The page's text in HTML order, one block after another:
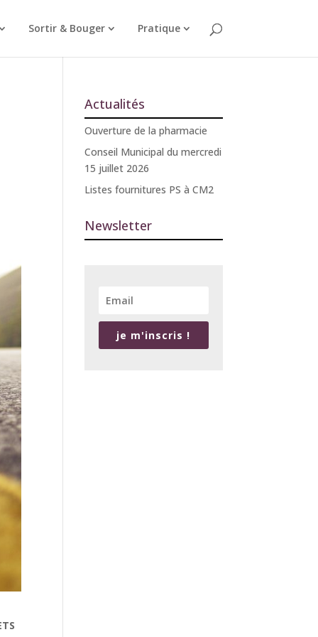
Sortir & Bouger Pratique
Actualités
Ouverture de la pharmacie
Conseil Municipal du mercredi
15 juillet 2026
Listes fournitures PS à CM2
Newsletter
je m'inscris !